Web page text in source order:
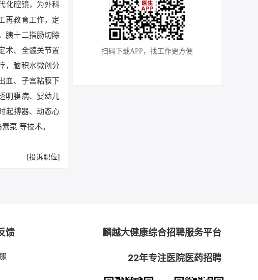
化腔镜，为外科
再教育工作，定
胰十二指肠切除
术、全髋关节置
，脑积水微创分
血、子宫粘膜下
明膜病、婴幼儿
起搏器、动态心
泵 等技术。
[投诉职位]
扫码下载APP，找工作更方便
馈 麟越大健康综合招聘服务平台
22年专注医院医药招聘